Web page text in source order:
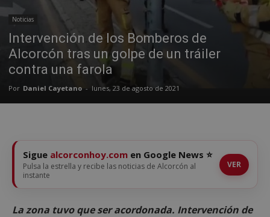
Noticias
Intervención de los Bomberos de
Alcorcón tras un golpe de un tráiler
contra una farola
Por Daniel Cayetano - lunes, 23 de agosto de 2021
Sigue alcorconhoy.com en Google News ⭐
Pulsa la estrella y recibe las noticias de Alcorcón al
instante
VER
La zona tuvo que ser acordonada. Intervención de